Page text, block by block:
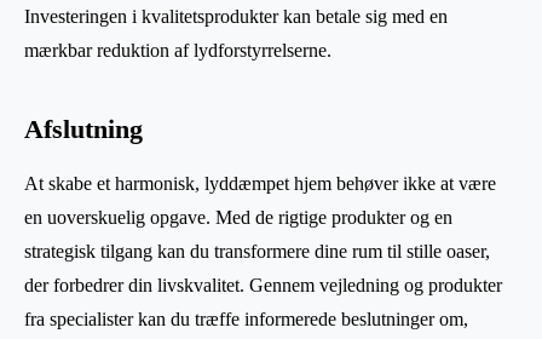
Investeringen i kvalitetsprodukter kan betale sig med en
mærkbar reduktion af lydforstyrrelserne.
Afslutning
At skabe et harmonisk, lyddæmpet hjem behøver ikke at være
en uoverskuelig opgave. Med de rigtige produkter og en
strategisk tilgang kan du transformere dine rum til stille oaser,
der forbedrer din livskvalitet. Gennem vejledning og produkter
fra specialister kan du træffe informerede beslutninger om,